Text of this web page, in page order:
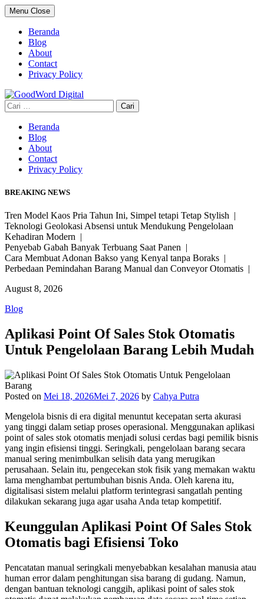
Skip
to
content
Menu Close
Beranda
Blog
About
Contact
Privacy Policy
Cari
untuk:
Beranda
Blog
About
Contact
Privacy Policy
BREAKING NEWS
Tren Model Kaos Pria Tahun Ini, Simpel tetapi Tetap Stylish |
Teknologi Geolokasi Absensi untuk Mendukung Pengelolaan
Kehadiran Modern |
Penyebab Gabah Banyak Terbuang Saat Panen |
Cara Membuat Adonan Bakso yang Kenyal tanpa Boraks |
Perbedaan Pemindahan Barang Manual dan Conveyor Otomatis |
August 8, 2026
Blog
Aplikasi Point Of Sales Stok Otomatis
Untuk Pengelolaan Barang Lebih Mudah
Posted on Mei 18, 2026Mei 7, 2026 by Cahya Putra
Mengelola bisnis di era digital menuntut kecepatan serta akurasi
yang tinggi dalam setiap proses operasional. Menggunakan aplikasi
point of sales stok otomatis menjadi solusi cerdas bagi pemilik bisnis
yang ingin efisiensi tinggi. Seringkali, pengelolaan barang secara
manual sering menimbulkan selisih data yang merugikan
perusahaan. Selain itu, pengecekan stok fisik yang memakan waktu
lama menghambat pertumbuhan bisnis Anda. Oleh karena itu,
digitalisasi sistem melalui platform terintegrasi sangatlah penting
dilakukan sekarang juga agar usaha Anda tetap kompetitif.
Keunggulan Aplikasi Point Of Sales Stok
Otomatis bagi Efisiensi Toko
Pencatatan manual seringkali menyebabkan kesalahan manusia atau
human error dalam penghitungan sisa barang di gudang. Namun,
dengan bantuan teknologi canggih, aplikasi point of sales stok